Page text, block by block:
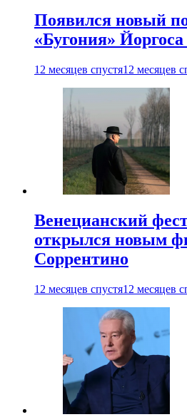
Появился новый
«Бугония»
12 месяцев спустя12 месяцев
Венецианский
открылся новым
Соррентино
12 месяцев спустя12 месяцев